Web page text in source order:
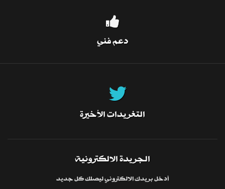
دعم فني
التغريدات الأخيرة
الجريدة الالكترونية
أدخل بريدك الالكتروني ليصلك كل جديد